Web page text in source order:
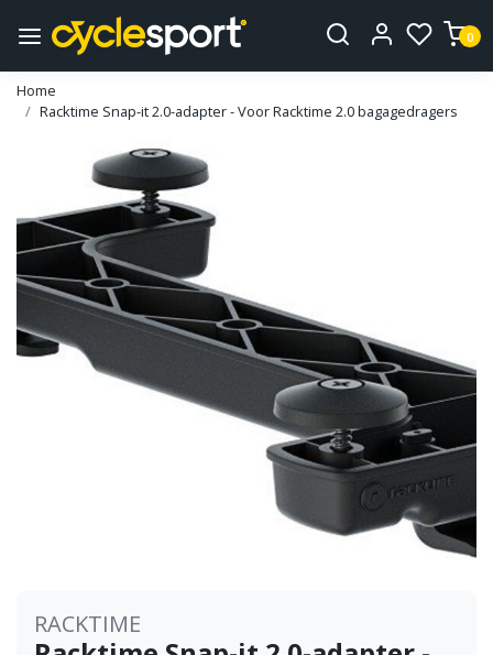
0
Home
Racktime Snap-it 2.0-adapter - Voor Racktime 2.0 bagagedragers
RACKTIME